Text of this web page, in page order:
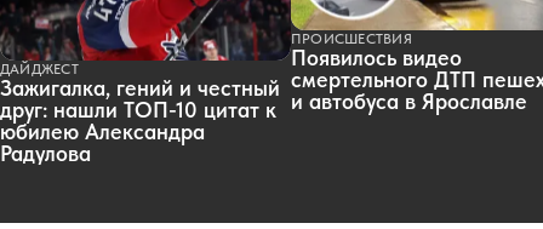
ДАЙДЖЕСТ
Зажигалка, гений и честный
друг: нашли ТОП-10 цитат к
юбилею Александра
Радулова
ПРОИСШЕСТВИЯ
Появилось видео
смертельного ДТП
и автобуса в Ярославле